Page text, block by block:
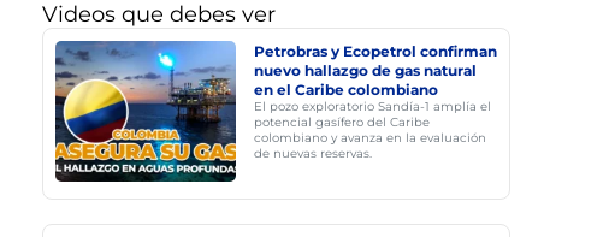
Videos que debes ver
Petrobras y Ecopetrol confirman
nuevo hallazgo de gas natural
en el Caribe colombiano
El pozo exploratorio Sandía-1 amplía el
potencial gasífero del Caribe
colombiano y avanza en la evaluación
de nuevas reservas.